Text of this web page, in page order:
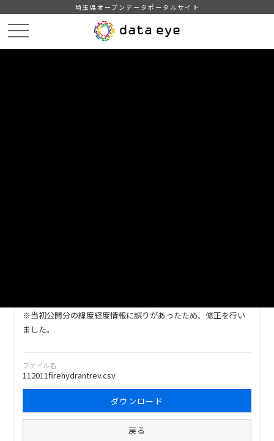
埼玉県オープンデータポータルサイト
※当初公開分の緯度経度情報に誤りがあったため、修正を行い
ました。
ファイル名
112011firehydrantrev.csv
ダウンロード
戻る